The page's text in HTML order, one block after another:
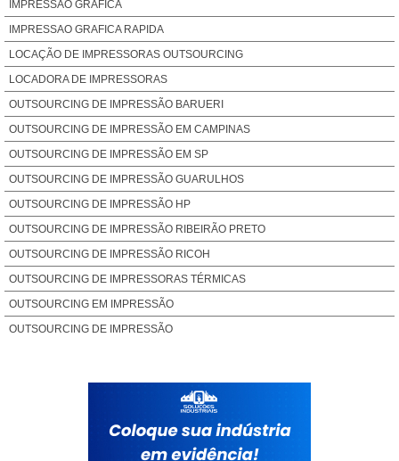
IMPRESSÃO GRÁFICA
IMPRESSAO GRAFICA RAPIDA
LOCAÇÃO DE IMPRESSORAS OUTSOURCING
LOCADORA DE IMPRESSORAS
OUTSOURCING DE IMPRESSÃO BARUERI
OUTSOURCING DE IMPRESSÃO EM CAMPINAS
OUTSOURCING DE IMPRESSÃO EM SP
OUTSOURCING DE IMPRESSÃO GUARULHOS
OUTSOURCING DE IMPRESSÃO HP
OUTSOURCING DE IMPRESSÃO RIBEIRÃO PRETO
OUTSOURCING DE IMPRESSÃO RICOH
OUTSOURCING DE IMPRESSORAS TÉRMICAS
OUTSOURCING EM IMPRESSÃO
OUTSOURCING DE IMPRESSÃO
SERVIÇO DE IMPRESSÃO